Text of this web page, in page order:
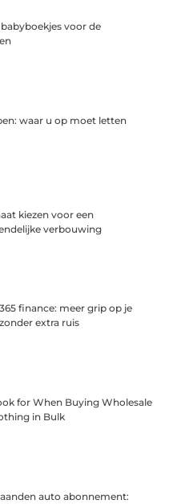
voor de
waar u op moet letten
kiezen voor een
verbouwing
finance: meer grip op je
extra ruis
for When Buying Wholesale
in Bulk
auto abonnement: